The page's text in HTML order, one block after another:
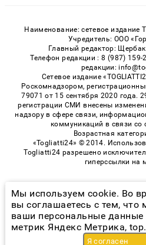
Наименование: сетевое издание
Учредитель: ООО
Главный редактор:
Телефон редакции : 8 (987) 159-
редакции:
Сетевое издание
Роскомнадзором,
79071 от 15 сентября 2020 года.
регистрации СМИ внесены
надзору в сфере связи,
коммуникаций в связи со
Возрастная
«Togliatti24» © 2014.
Togliatti24 разрешено
гиперссылки на
© 2026 «Togliatti24» |
Возрастная
Политика
Мы используем cookie. Во
вы соглашаетесь с тем,
ваши персональные данные
метрик Яндекс Метрика,
Я согласен